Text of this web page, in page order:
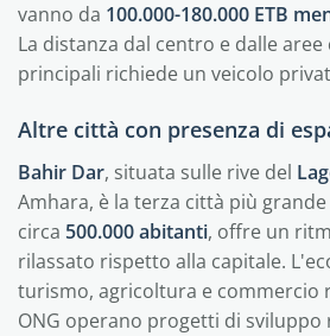
vanno da 100.000-180.000 ETB
La distanza dal centro e dalle
principali richiede un veicolo
Altre città con presenza di
Bahir Dar, situata sulle rive del
Amhara, è la terza città più
circa 500.000 abitanti, offre un
rilassato rispetto alla capitale.
turismo, agricoltura e commercio
ONG operano progetti di sviluppo